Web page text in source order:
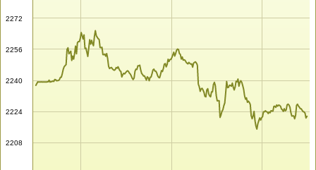
2208
2224
2240
2256
2272